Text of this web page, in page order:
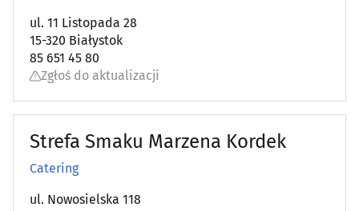
Organizacja eventów, wesel i bankietów
Ostrzenie narzędzi(3)
Piekarnie(14)
Pisanie, edycja i korekta tekstów
ul. 11 Listopada 28
15-320 Białystok
85 651 45 80
Zgłoś do aktualizacji
Strefa Smaku Marzena Kordek
Catering
ul. Nowosielska 118